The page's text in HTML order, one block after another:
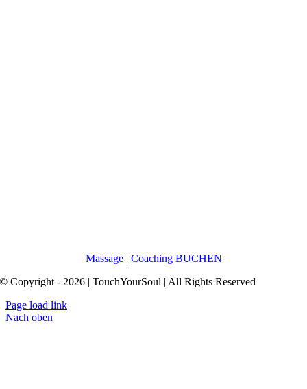
Massage | Coaching BUCHEN
© Copyright - 2026 | TouchYourSoul | All Rights Reserved
Page load link
Nach oben